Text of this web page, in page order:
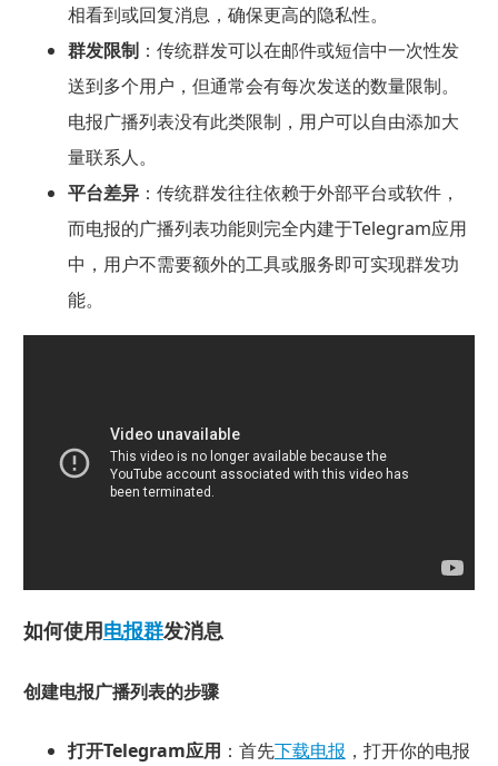
相看到或回复消息，确保更高的隐私性。
群发限制：传统群发可以在邮件或短信中一次性发
送到多个用户，但通常会有每次发送的数量限制。
电报广播列表没有此类限制，用户可以自由添加大
量联系人。
平台差异：传统群发往往依赖于外部平台或软件，
而电报的广播列表功能则完全内建于Telegram应用
中，用户不需要额外的工具或服务即可实现群发功
能。
如何使用电报群发消息
创建电报广播列表的步骤
打开Telegram应用 ：首先下载电报 ，打开你的电报